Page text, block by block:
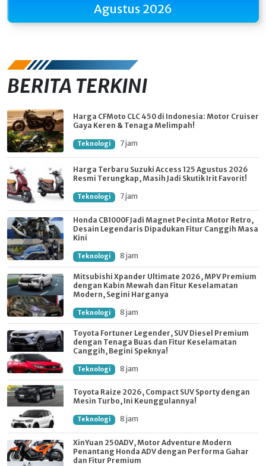
Agustus 2026
BERITA TERKINI
Harga CFMoto CLC 450 di Indonesia: Motor Cruiser
Gaya Keren & Tenaga Melimpah!
Teknologi 7 jam
Harga Terbaru Suzuki Access 125 Agustus 2026
Resmi Terungkap, Masih Jadi Skutik Irit Favorit!
Teknologi 7 jam
Honda CB1000F Jadi Magnet Pecinta Motor Retro,
Desain Legendaris Dipadukan Fitur Canggih Masa
Kini
Teknologi 8 jam
Mitsubishi Xpander Ultimate 2026, MPV Premium
dengan Kabin Mewah dan Fitur Keselamatan
Modern, Segini Harganya
Teknologi 8 jam
Toyota Fortuner Legender, SUV Diesel Premium
dengan Tenaga Buas dan Fitur Keselamatan
Canggih, Begini Speknya!
Teknologi 8 jam
Toyota Raize 2026, Compact SUV Sporty dengan
Mesin Turbo, Ini Keunggulannya!
Teknologi 8 jam
XinYuan 250ADV, Motor Adventure Modern
Penantang Honda ADV dengan Performa Gahar
dan Fitur Premium